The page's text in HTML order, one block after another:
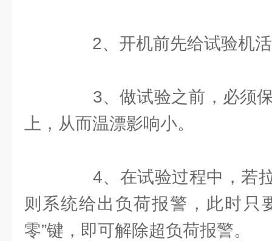
2、开机前先给试验机活
3、做试验之前，必须保
上，从而温漂影响小。
4、在试验过程中，若拉
则系统给出负荷报警，此时只
零”键，即可解除超负荷报警。